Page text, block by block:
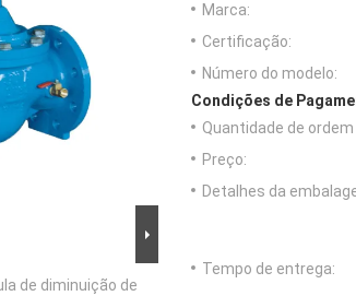
de diminuição de
Marca:
Certificação:
Número do modelo:
Condições de
Quantidade de
Preço:
Detalhes da
Tempo de entrega: